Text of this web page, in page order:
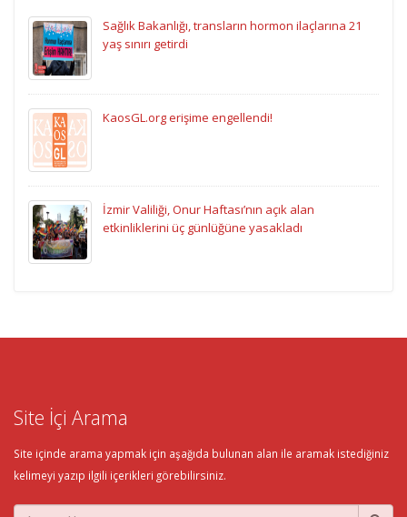
Sağlık Bakanlığı, transların hormon ilaçlarına 21
yaş sınırı getirdi
KaosGL.org erişime engellendi!
İzmir Valiliği, Onur Haftası’nın açık alan
etkinliklerini üç günlüğüne yasakladı
Site İçi Arama
Site içinde arama yapmak için aşağıda bulunan alan ile aramak istediğiniz
kelimeyi yazıp ilgili içerikleri görebilirsiniz.